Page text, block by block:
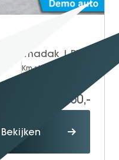
300 Business Edition | Panoramadak | Plus Pakket | DISTRONIC Afstandsassistent | Apple CarPlay | Android Auto | Elektrisch Verstelbare Stoelen + Memory | Stoelverwarming | Sfeerverlichting | Parkeersensoren | Achteruitrijcamera
Km-stand
55.950,-
Bekijken